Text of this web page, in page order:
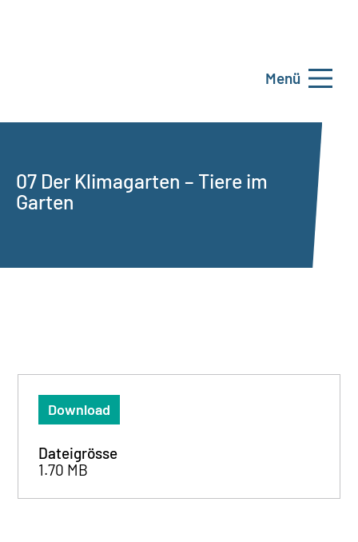
Menü
07 Der Klimagarten – Tiere im
Garten
Download
Dateigrösse
1.70 MB